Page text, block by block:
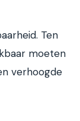
Ten
moeten
verhoogde